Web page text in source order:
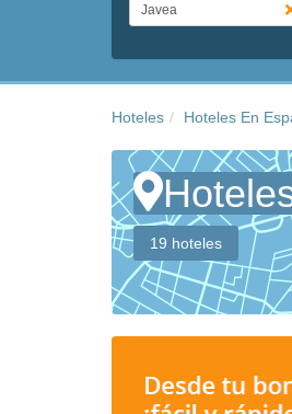
Hoteles Hoteles En
19 hoteles